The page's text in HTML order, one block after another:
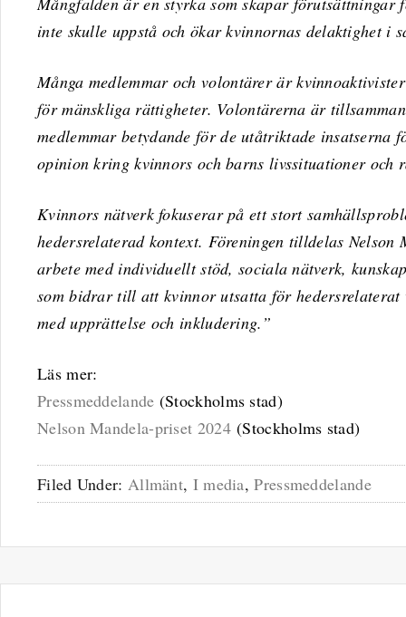
inte skulle uppstå och ökar kvinnornas delaktighet i
Många medlemmar och volontärer är
för mänskliga rättigheter. Volontärerna är
medlemmar betydande för de utåtriktade insatserna
opinion kring kvinnors och barns livssituationer och
Kvinnors nätverk fokuserar på ett stort
hedersrelaterad kontext. Föreningen tilldelas
arbete med individuellt stöd, sociala nätverk,
som bidrar till att kvinnor utsatta för
med upprättelse och inkludering.”
Läs mer:
Pressmeddelande (Stockholms stad)
Nelson Mandela-priset 2024(Stockholms stad)
Filed Under: Allmänt, I media,Pressmeddelande